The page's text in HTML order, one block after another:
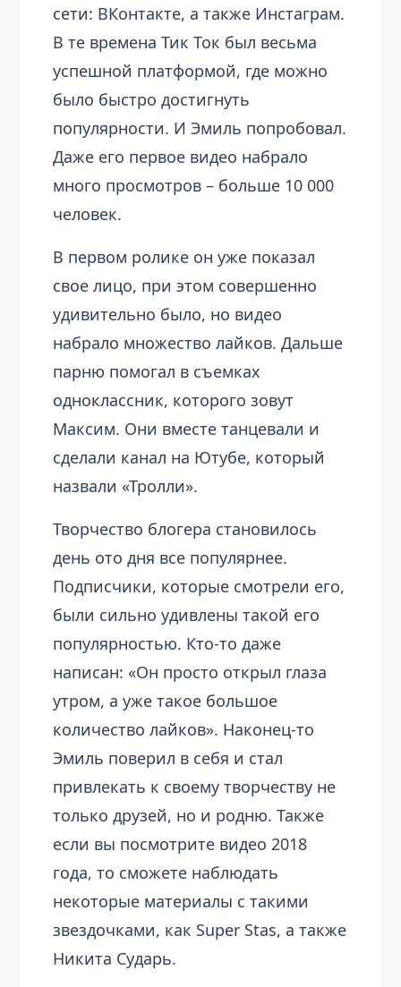
сети: ВКонтакте, а также Инстаграм.
В те времена Тик Ток был весьма
успешной платформой, где можно
было быстро достигнуть
популярности. И Эмиль попробовал.
Даже его первое видео набрало
много просмотров – больше 10 000
человек.
В первом ролике он уже показал
свое лицо, при этом совершенно
удивительно было, но видео
набрало множество лайков. Дальше
парню помогал в съемках
одноклассник, которого зовут
Максим. Они вместе танцевали и
сделали канал на Ютубе, который
назвали «Тролли».
Творчество блогера становилось
день ото дня все популярнее.
Подписчики, которые смотрели его,
были сильно удивлены такой его
популярностью. Кто-то даже
написан: «Он просто открыл глаза
утром, а уже такое большое
количество лайков». Наконец-то
Эмиль поверил в себя и стал
привлекать к своему творчеству не
только друзей, но и родню. Также
если вы посмотрите видео 2018
года, то сможете наблюдать
некоторые материалы с такими
звездочками, как Super Stas, а также
Никита Сударь.